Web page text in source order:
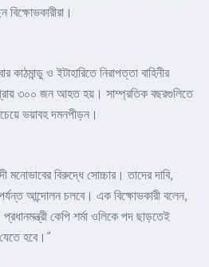
কাঠমান্ডু ও ইটাহারিতে নিরাপত্তা বাহিনীর
৩০০ জন আহত হয়। সাম্প্রতিক বছরগুলিতে
ভয়াবহ দমনপীড়ন।
মনোভাবের বিরুদ্ধে সোচ্চার। তাদের দাবি,
আন্দোলন চলবে। এক বিক্ষোভকারী বলেন,
কেপি শর্মা ওলিকে পদ ছাড়তেই
হবে।”